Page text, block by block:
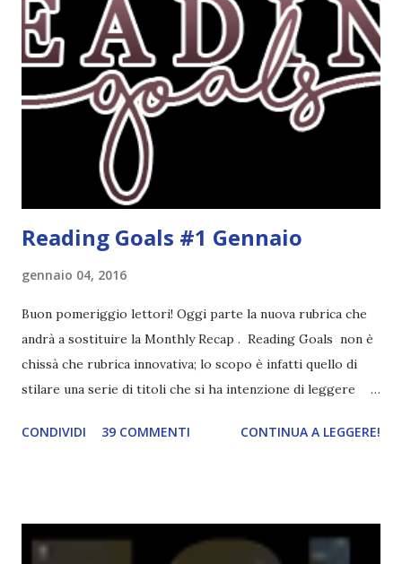
ricoprire più di un obiettivo. Riportandovi l'esempio che ho
fatto nell'altro post, se leggo un libro horror sulle sirene
scritto dal mio autore preferito, tecnicamente ho già
completato tre degli obiettivi della mia lista . Non importa
leggere 345.453.312 libri, ma maturare come lettore,
uscendo fuori dalla propria comfort zone. Come
partecipare Per partecipare non dovete fare altro che
Reading Goals #1 Gennaio
gennaio 04, 2016
Buon pomeriggio lettori! Oggi parte la nuova rubrica che
andrà a sostituire la Monthly Recap . Reading Goals non è
chissà che rubrica innovativa; lo scopo è infatti quello di
stilare una serie di titoli che si ha intenzione di leggere
una rubrica per tenere sotto controllo le reading
spaziare con i generi letterari e non limitarmi al fantasy.
CONDIVIDI 39 COMMENTI CONTINUA A LEGGERE!